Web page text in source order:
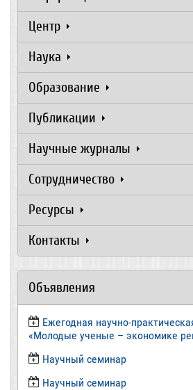
Центр
Наука
Образование
Публикации
Научные журналы
Сотрудничество
Ресурсы
Контакты
Объявления
Ежегодная научно-
«Молодые ученые – экономике
​Научный семинар
​Научный семинар